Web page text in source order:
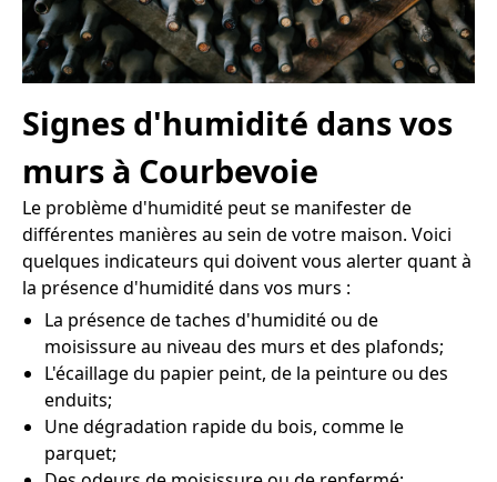
Signes d'humidité dans vos
murs à Courbevoie
Le problème d'humidité peut se manifester de
différentes manières au sein de votre maison. Voici
quelques indicateurs qui doivent vous alerter quant à
la présence d'humidité dans vos murs :
La présence de taches d'humidité ou de
moisissure au niveau des murs et des plafonds;
L'écaillage du papier peint, de la peinture ou des
enduits;
Une dégradation rapide du bois, comme le
parquet;